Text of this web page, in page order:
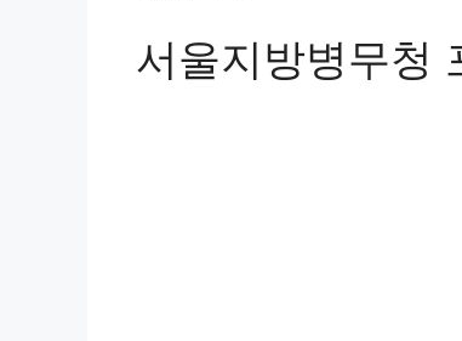
서울지방병무청